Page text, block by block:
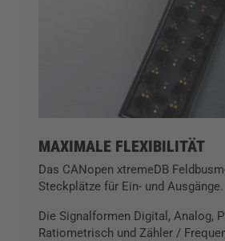
MAXIMALE FLEXIBILITÄT
Das CANopen xtremeDB
Steckplätze für Ein- und Ausgänge.
Die Signalformen Digital, Analog,
Ratiometrisch und Zähler /